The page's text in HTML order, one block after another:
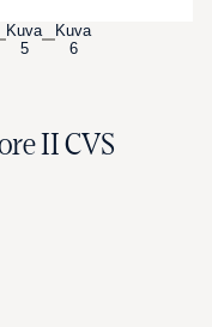
Kuva
5
Kuva
6
II CVS